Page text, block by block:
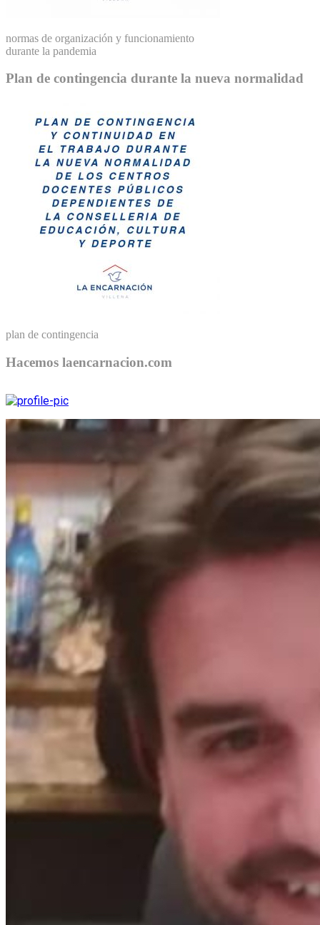
normas de organización y funcionamiento
durante la pandemia
Plan de contingencia durante la nueva normalidad
plan de contingencia
Hacemos laencarnacion.com